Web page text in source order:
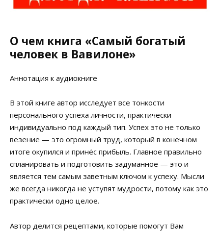
О чем книга «Самый богатый
человек в Вавилоне»
Аннотация к аудиокниге
В этой книге автор исследует все тонкости
персонального успеха личности, практически
индивидуально под каждый тип. Успех это не только
везение — это огромный труд, который в конечном
итоге окупился и принёс прибыль. Главное правильно
спланировать и подготовить задуманное — это и
является тем самым заветным ключом к успеху. Мысли
же всегда никогда не уступят мудрости, потому как это
практически одно целое.
Автор делится рецептами, которые помогут Вам